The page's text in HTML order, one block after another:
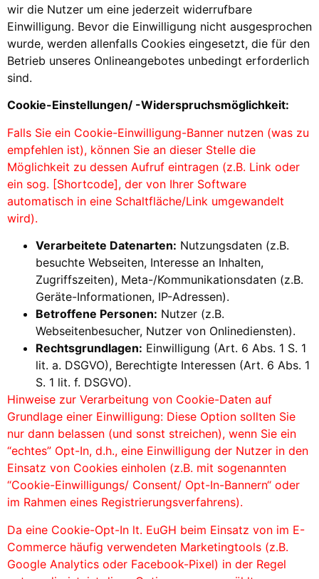
wir die Nutzer um eine jederzeit widerrufbare
Einwilligung. Bevor die Einwilligung nicht ausgesprochen
wurde, werden allenfalls Cookies eingesetzt, die für den
Betrieb unseres Onlineangebotes unbedingt erforderlich
sind.
Cookie-Einstellungen/ -Widerspruchsmöglichkeit:
Falls Sie ein Cookie-Einwilligung-Banner nutzen (was zu
empfehlen ist), können Sie an dieser Stelle die
Möglichkeit zu dessen Aufruf eintragen (z.B. Link oder
ein sog. [Shortcode], der von Ihrer Software
automatisch in eine Schaltfläche/Link umgewandelt
wird).
Verarbeitete Datenarten: Nutzungsdaten (z.B.
besuchte Webseiten, Interesse an Inhalten,
Zugriffszeiten), Meta-/Kommunikationsdaten (z.B.
Geräte-Informationen, IP-Adressen).
Betroffene Personen: Nutzer (z.B.
Webseitenbesucher, Nutzer von Onlinediensten).
Rechtsgrundlagen: Einwilligung (Art. 6 Abs. 1 S. 1
lit. a. DSGVO), Berechtigte Interessen (Art. 6 Abs. 1
S. 1 lit. f. DSGVO).
Hinweise zur Verarbeitung von Cookie-Daten auf
Grundlage einer Einwilligung: Diese Option sollten Sie
nur dann belassen (und sonst streichen), wenn Sie ein
“echtes” Opt-In, d.h., eine Einwilligung der Nutzer in den
Einsatz von Cookies einholen (z.B. mit sogenannten
“Cookie-Einwilligungs/ Consent/ Opt-In-Bannern“ oder
im Rahmen eines Registrierungsverfahrens).
Da eine Cookie-Opt-In lt. EuGH beim Einsatz von im E-
Commerce häufig verwendeten Marketingtools (z.B.
Google Analytics oder Facebook-Pixel) in der Regel